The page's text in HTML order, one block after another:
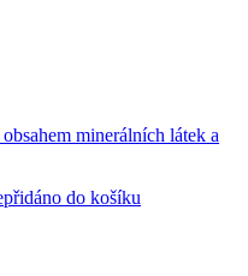
minerálních látek a
do košíku